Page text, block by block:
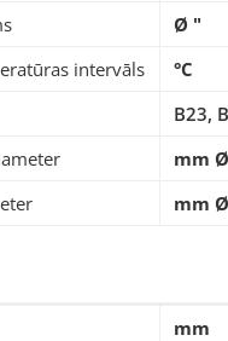
Ø "
intervāls
°C
B23,
mm Ø
mm Ø
mm